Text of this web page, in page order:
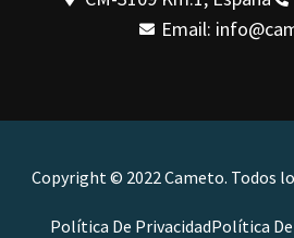
Email:
Copyright © 2022 Cameto. Todos
Política De PrivacidadPolítica